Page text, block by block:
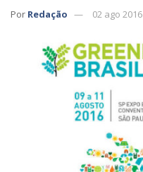
Por Redação 02 ago 2016